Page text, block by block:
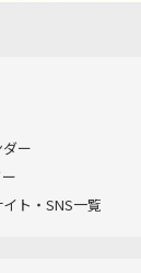
ー
ト・SNS一覧